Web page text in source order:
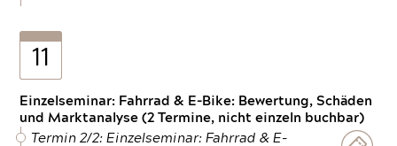
11
Einzelseminar: Fahrrad & E-Bike: Bewertung, Schäden
und Marktanalyse (2 Termine, nicht einzeln buchbar)
Termin 2/2: Einzelseminar: Fahrrad & E-